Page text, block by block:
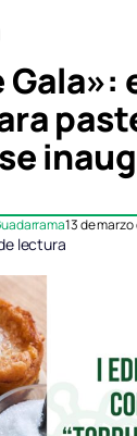
Gala»:
13 de
lectura